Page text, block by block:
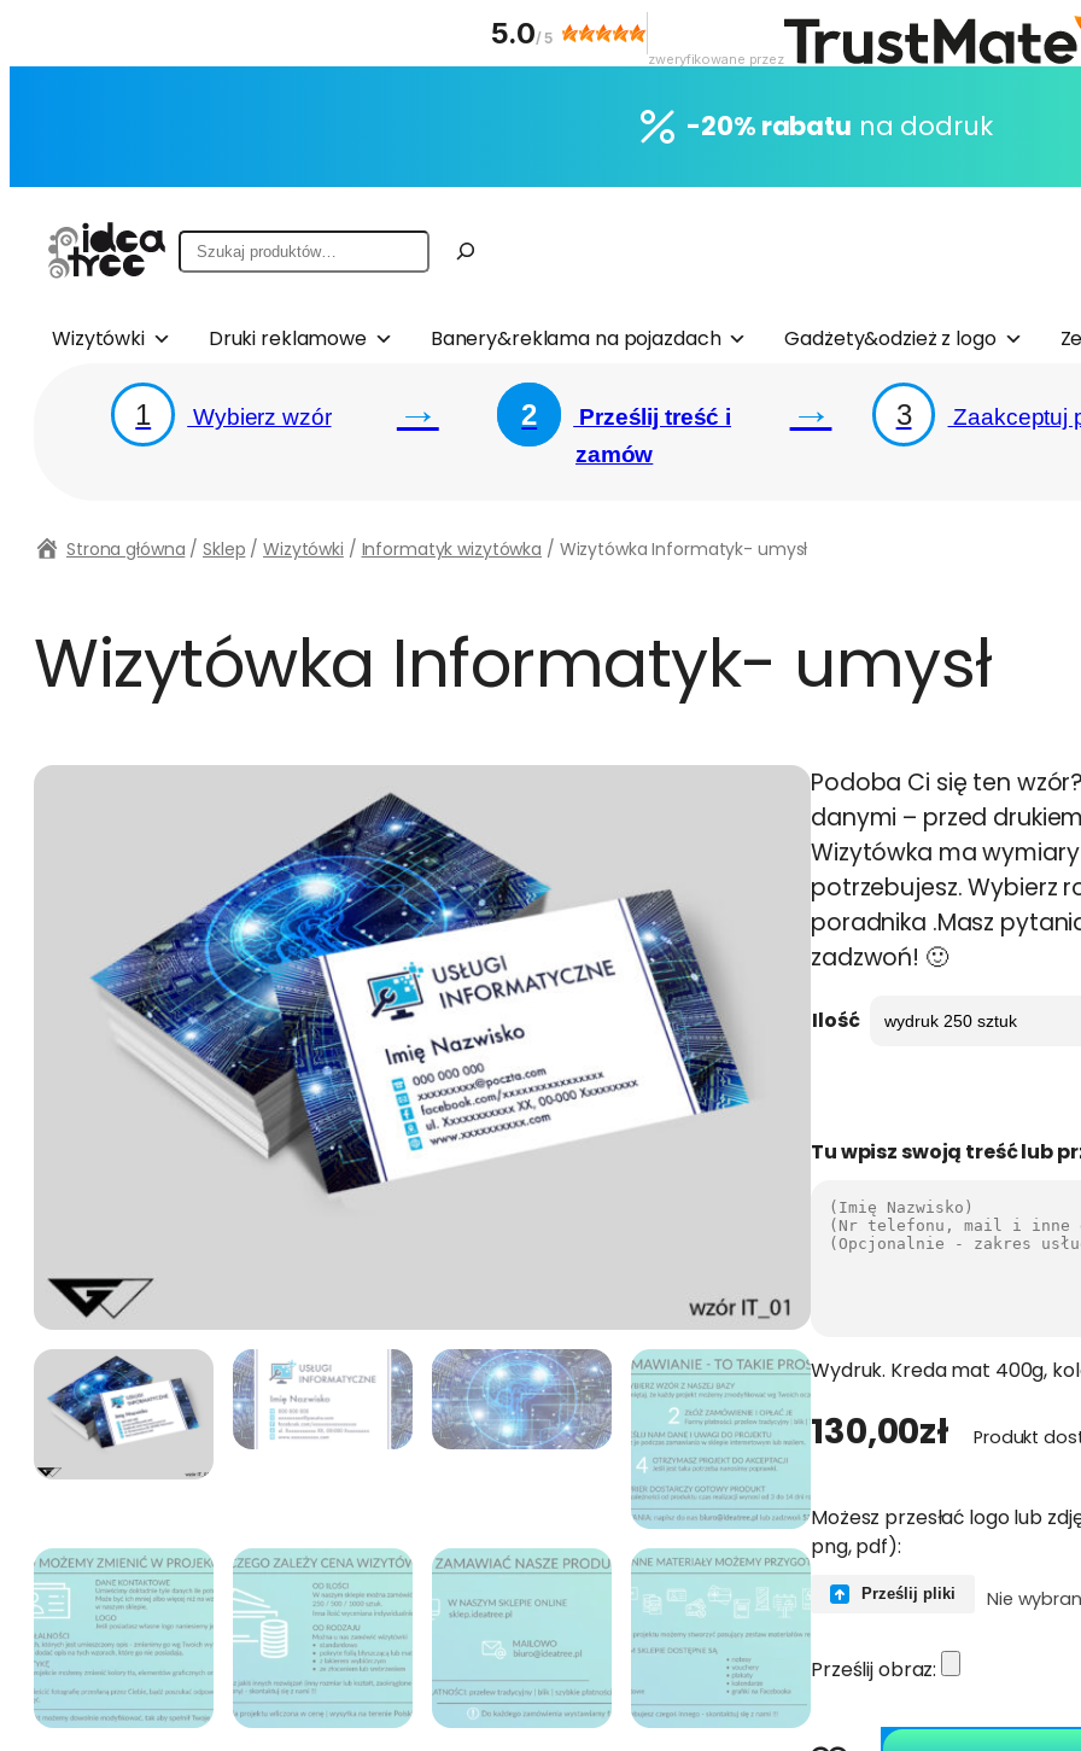
-20% rabatu na dodruk
Szukaj
Wizytówki Druki reklamowe Banery&reklama na pojazdach Gadżety&odzież z logo
1 Wybierz wzór → 2
Prześlij treść i
zamów
→ 3 Zaakceptuj
Strona główna / Sklep / Wizytówki / Informatyk wizytówka / Wizytówka Informatyk- umysł
Wizytówka Informatyk- umysł
Podoba Ci się ten
danymi – przed
Wizytówka ma
potrzebujesz. Wybierz
poradnika .Masz
zadzwoń! 🙂
Ilość
Tu wpisz swoją treść lub
Wydruk. Kreda mat 400g,
130,00zł Produkt
Możesz przesłać logo lub
png, pdf):
Prześlij pliki Nie
Prześlij obraz:
5.0/ 5
zweryfikowane przez